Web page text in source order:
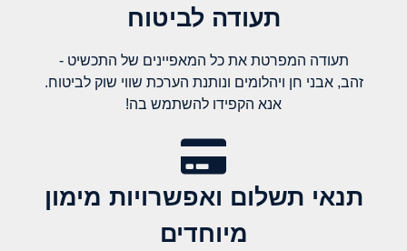
תעודה לביטוח
תעודה המפרטת את כל המאפיינים של התכשיט -
זהב, אבני חן ויהלומים ונותנת הערכת שווי שוק לביטוח.
אנא הקפידו להשתמש בה!
תנאי תשלום ואפשרויות מימון
מיוחדים